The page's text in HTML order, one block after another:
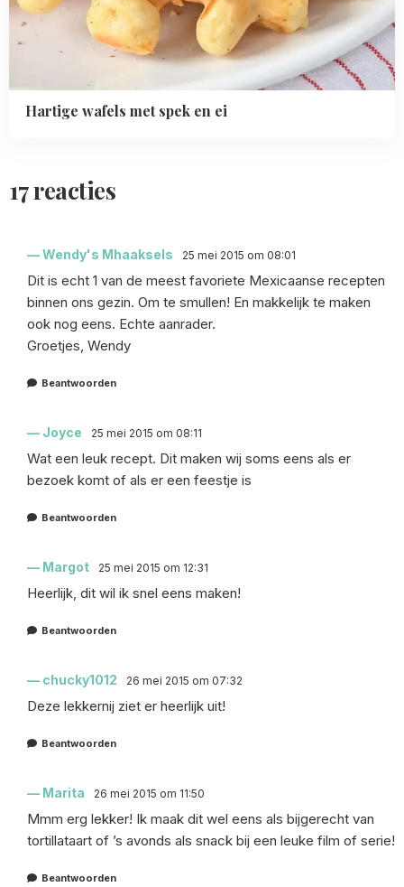
Hartige wafels met spek en ei
17 reacties
Wendy's Mhaaksels 25 mei 2015 om 08:01
Dit is echt 1 van de meest favoriete Mexicaanse recepten
binnen ons gezin. Om te smullen! En makkelijk te maken
ook nog eens. Echte aanrader.
Groetjes, Wendy
Beantwoorden
Joyce 25 mei 2015 om 08:11
Wat een leuk recept. Dit maken wij soms eens als er
bezoek komt of als er een feestje is
Beantwoorden
Margot 25 mei 2015 om 12:31
Heerlijk, dit wil ik snel eens maken!
Beantwoorden
chucky1012 26 mei 2015 om 07:32
Deze lekkernij ziet er heerlijk uit!
Beantwoorden
Marita 26 mei 2015 om 11:50
Mmm erg lekker! Ik maak dit wel eens als bijgerecht van
tortillataart of ’s avonds als snack bij een leuke film of serie!
Beantwoorden